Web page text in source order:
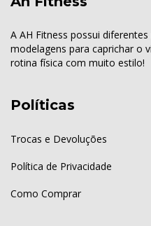
A AH Fitness possui
modelagens para caprichar o
rotina física com muito estilo!
Políticas
Trocas e Devoluções
Política de Privacidade
Como Comprar